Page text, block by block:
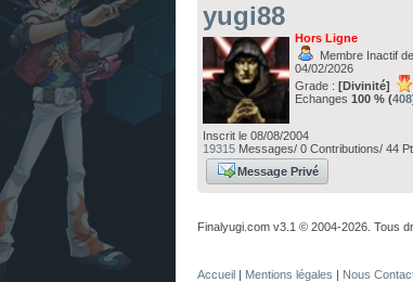
yugi88
Hors Ligne
Membre Inactif
04/02/2026
Grade : [Divinité]
Echanges 100 % (408
Inscrit le 08/08/2004
19315 Messages/ 0 Contributions/ 44
Message Privé
Finalyugi.com v3.1 © 2004-2026. Tous
Accueil | Mentions légales | Nous